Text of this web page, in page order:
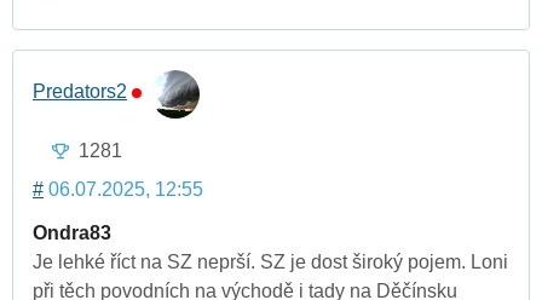
Predators2
1281
# 06.07.2025, 12:55
Ondra83
Je lehké říct na SZ neprší. SZ je dost široký pojem. Loni
při těch povodních na východě i tady na Děčínsku